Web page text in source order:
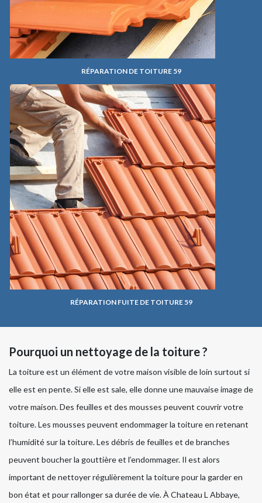
RÉPARATION DE TOITURE 59
RÉPARATION FUITE DE TOITURE 59
Pourquoi un nettoyage de la toiture ?
La toiture est un élément de votre maison visible de loin surtout si
elle est en pente. Si elle est sale, elle donne une mauvaise image de
votre maison. Des feuilles et des mousses peuvent couvrir votre
toiture. Les mousses peuvent endommager la toiture en retenant
l’humidité sur la toiture. Les débris de feuilles et de branches
peuvent boucher la gouttière et l’endommager. Il est alors
important de nettoyer régulièrement la toiture pour la garder en
bon état et pour rallonger sa durée de vie. À Chateau L Abbaye,